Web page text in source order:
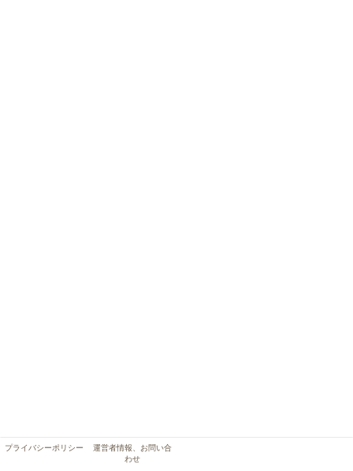
プライバシーポリシー
運営者情報、お問い合
わせ